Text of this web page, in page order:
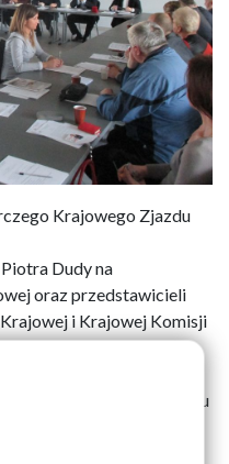
Krajowego Zjazdu
Dudy na
oraz przedstawicieli
i Krajowej Komisji
obrad Zjazdu medalu
za zasługi w